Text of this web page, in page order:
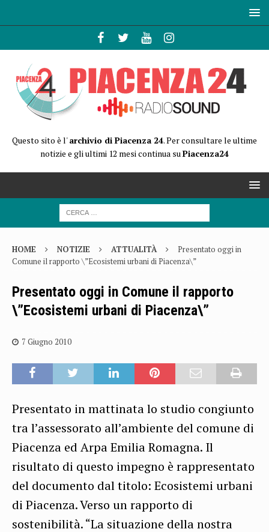
Questo sito è l'archivio di Piacenza 24. Per consultare le ultime
notizie e gli ultimi 12 mesi continua suPiacenza24
HOME NOTIZIE ATTUALITÀ
Presentato oggi in
Comune il rapporto \”Ecosistemi urbani di Piacenza\”
Presentato oggi in Comune il rapporto
\”Ecosistemi urbani di Piacenza\”
7 Giugno 2010
Presentato in mattinata lo studio congiunto
tra l’assessorato all’ambiente del comune di
Piacenza ed Arpa Emilia Romagna. Il
risultato di questo impegno è rappresentato
del documento dal titolo: Ecosistemi urbani
di Piacenza. Verso un rapporto di
sostenibilità. “La situazione della nostra